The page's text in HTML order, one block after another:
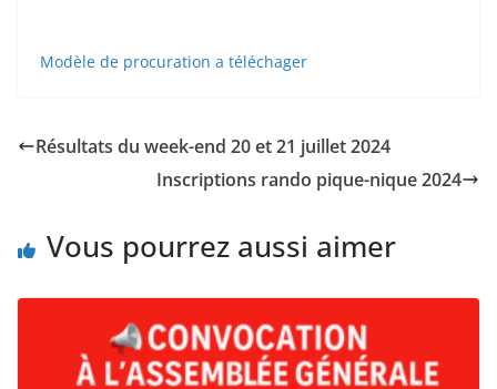
Modèle de procuration a téléchager
Résultats du week-end 20 et 21 juillet 2024
Inscriptions rando pique-nique 2024
Vous pourrez aussi aimer